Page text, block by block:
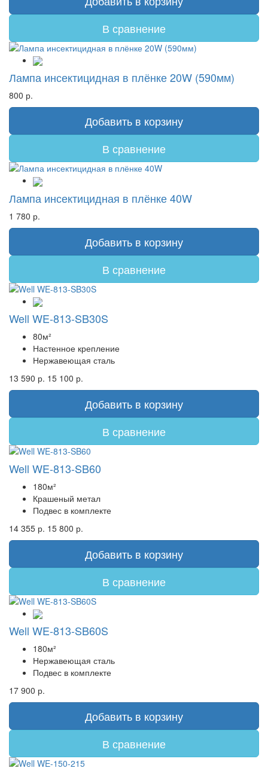
В сравнение
Лампа инсектицидная в плёнке 20W (590мм)
800 р.
Добавить в корзину
В сравнение
Лампа инсектицидная в плёнке 40W
1 780 р.
Добавить в корзину
В сравнение
Well WE-813-SB30S
80м²
Настенное крепление
Нержавеющая сталь
13 590 р. 15 100 р.
Добавить в корзину
В сравнение
Well WE-813-SB60
180м²
Крашеный метал
Подвес в комплекте
14 355 р. 15 800 р.
Добавить в корзину
В сравнение
Well WE-813-SB60S
180м²
Нержавеющая сталь
Подвес в комплекте
17 900 р.
Добавить в корзину
В сравнение